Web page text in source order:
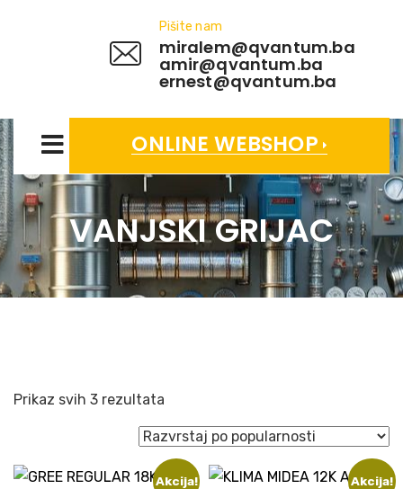
Pišite nam
miralem@qvantum.ba
amir@qvantum.ba
ernest@qvantum.ba
ONLINE WEBSHOP
VANJSKI GRIJAC
Prikaz svih 3 rezultata
by
popularity
Akcija! Akcija!